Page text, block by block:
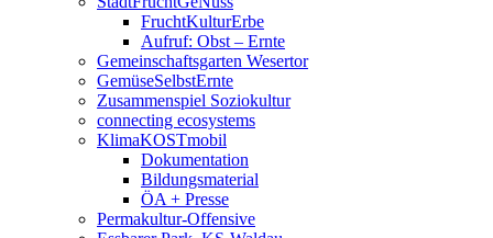
FruchtKulturErbe
Aufruf: Obst – Ernte
Gemeinschaftsgarten Wesertor
GemüseSelbstErnte
Zusammenspiel Soziokultur
connecting ecosystems
KlimaKOSTmobil
Dokumentation
Bildungsmaterial
ÖA + Presse
Permakultur-Offensive